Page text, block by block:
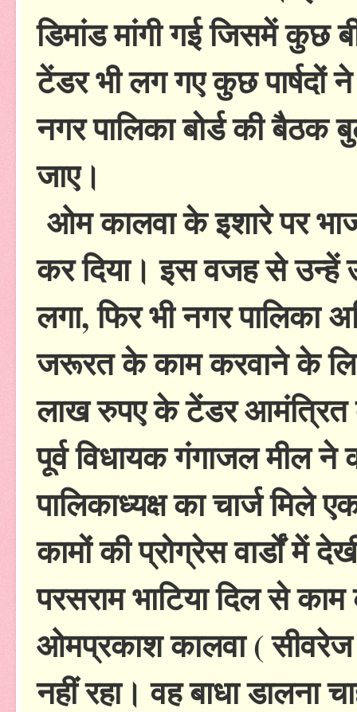
डिमांड मांगी गई जिसमें कुछ
टेंडर भी लग गए कुछ पार्षदों
नगर पालिका बोर्ड की बैठक
जाए।
ओम कालवा के इशारे पर
कर दिया। इस वजह से उन्हें
लगा, फिर भी नगर पालिका
जरूरत के काम करवाने के
लाख रुपए के टेंडर आमंत्रित
पूर्व विधायक गंगाजल मील ने
पालिकाध्यक्ष का चार्ज मिले
कामों की प्रोग्रेस वार्डों में
परसराम भाटिया दिल से
ओमप्रकाश कालवा ( सीवरेज
नहीं रहा। वह बाधा डालना